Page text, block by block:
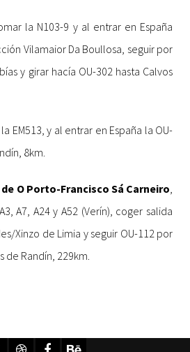
la N103-9 y al entrar en España
Vilamaior Da Boullosa, seguir por
y girar hacía OU-302 hasta Calvos
EM513, y al entrar en España la OU-
8km.
O Porto-Francisco Sá Carneiro,
A7, A24 y A52 (Verín), coger salida
Xinzo de Limia y seguir OU-112 por
de Randín, 229km.